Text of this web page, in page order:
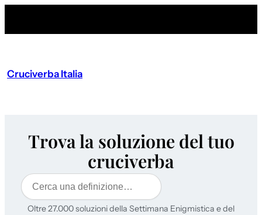
Cruciverba Italia
Trova la soluzione del tuo
cruciverba
Cerca
Oltre 27.000 soluzioni della Settimana Enigmistica e del